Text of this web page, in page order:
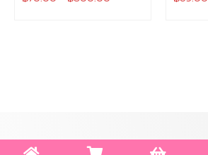
เกี่ยวกับชวนชมเบเกอรี่